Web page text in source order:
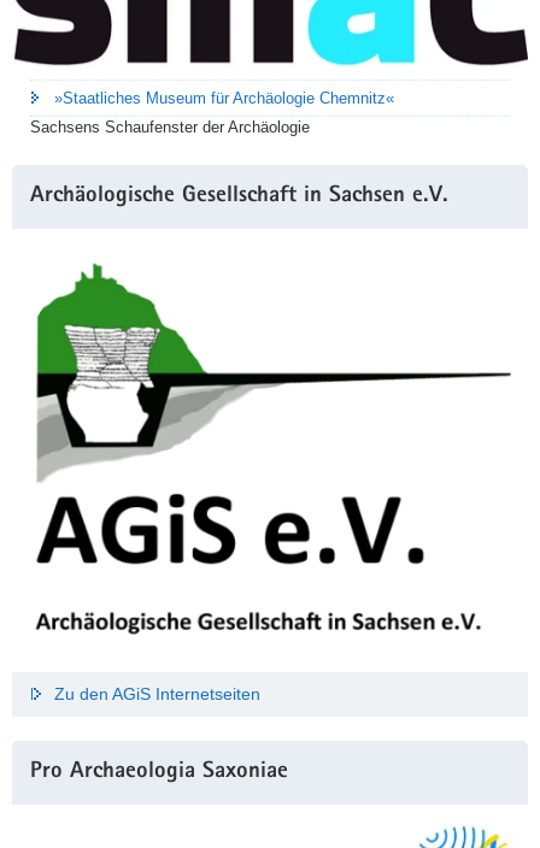
»Staatliches Museum für Archäologie Chemnitz«
Sachsens Schaufenster der Archäologie
Archäologische Gesellschaft in Sachsen e.V.
Zu den AGiS Internetseiten
Pro Archaeologia Saxoniae